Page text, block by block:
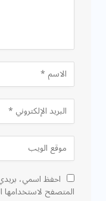
احفظ اسمي، بريدي
المتصفح لاستخدامها